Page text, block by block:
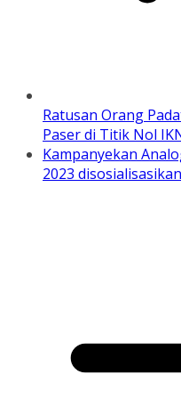
Ratusan Orang
Paser di Titik Nol
Kampanyekan
2023 disosialisasikan